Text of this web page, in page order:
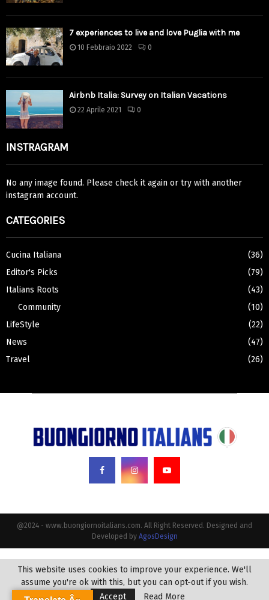
7 experiences to live and love Puglia with me
10 Febbraio 2022 0
Airbnb Italia: Survey on Italian Vacations
22 Aprile 2021 0
INSTRAGRAM
No any image found. Please check it again or try with another
instagram account.
CATEGORIES
Cucina Italiana
(36)
Editor's Picks
(79)
Italians Roots
(43)
Community
(10)
LifeStyle
(22)
News
(47)
Travel
(26)
@2024 - www.buongiornoitalians.com. All Right Reserved. Designed and
Developed by AgosDesign
This website uses cookies to improve your experience. We'll
assume you're ok with this, but you can opt-out if you wish.
Accept
Read More